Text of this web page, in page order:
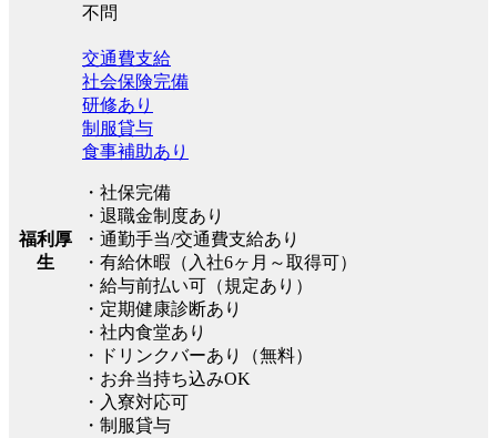
不問
福利厚
生
交通費支給
社会保険完備
研修あり
制服貸与
食事補助あり
・社保完備
・退職金制度あり
・通勤手当/交通費支給あり
・有給休暇（入社6ヶ月～取得可）
・給与前払い可（規定あり）
・定期健康診断あり
・社内食堂あり
・ドリンクバーあり（無料）
・お弁当持ち込みOK
・入寮対応可
・制服貸与